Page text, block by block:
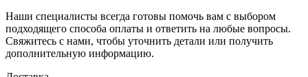
Наши специалисты всегда готовы помочь вам с выбором
подходящего способа оплаты и ответить на любые вопросы.
Свяжитесь с нами, чтобы уточнить детали или получить
дополнительную информацию.